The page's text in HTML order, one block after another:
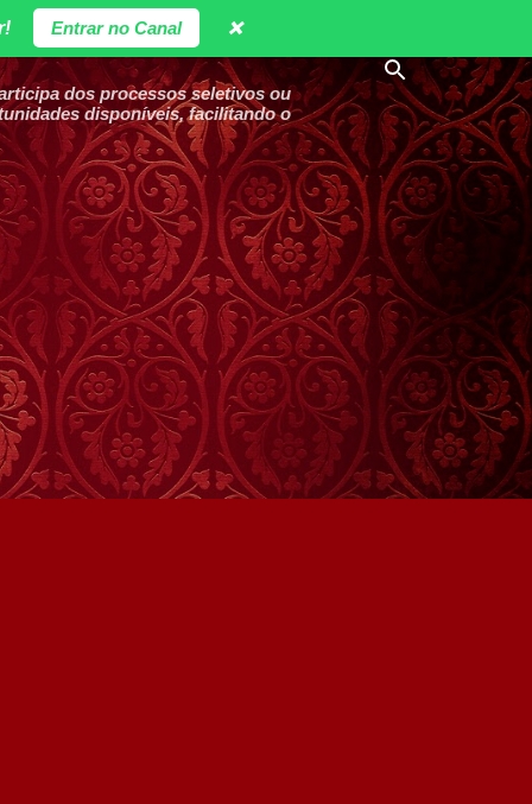
dos processos seletivos ou
disponíveis, facilitando o
Entrar no Canal ❌